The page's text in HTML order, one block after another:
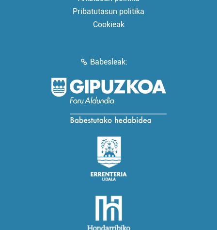
Pribatutasun politika
Cookieak
Babesleak: